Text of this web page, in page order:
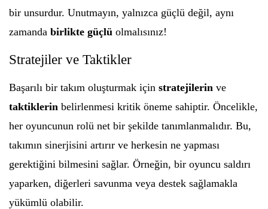
bir unsurdur. Unutmayın, yalnızca güçlü değil, aynı
zamanda birlikte güçlü olmalısınız!
Stratejiler ve Taktikler
Başarılı bir takım oluşturmak için stratejilerin ve
taktiklerin belirlenmesi kritik öneme sahiptir. Öncelikle,
her oyuncunun rolü net bir şekilde tanımlanmalıdır. Bu,
takımın sinerjisini artırır ve herkesin ne yapması
gerektiğini bilmesini sağlar. Örneğin, bir oyuncu saldırı
yaparken, diğerleri savunma veya destek sağlamakla
yükümlü olabilir.